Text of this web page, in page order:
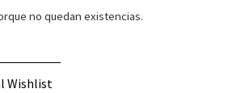
no quedan existencias.
Wishlist